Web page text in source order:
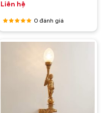
Liên hệ
Được
xếp hạng
0 đánh giá